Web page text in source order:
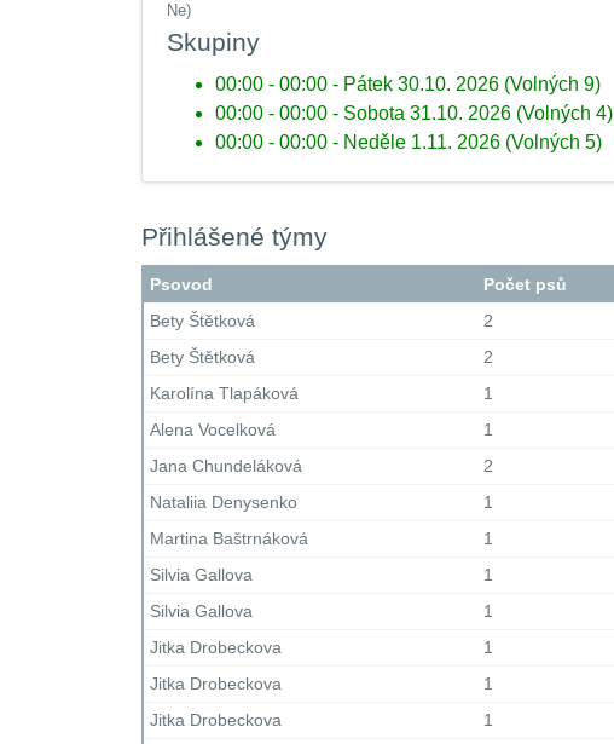
Ne)
Skupiny
00:00 - 00:00 - Pátek 30.10. 2026 (Volných 9)
00:00 - 00:00 - Sobota 31.10. 2026 (Volných 4)
00:00 - 00:00 - Neděle 1.11. 2026 (Volných 5)
Přihlášené týmy
Psovod Počet psů
Bety Štětková
2
Bety Štětková
2
Karolína Tlapáková
1
Alena Vocelková
1
Jana Chundeláková
2
Nataliia Denysenko
1
Martina Baštrnáková
1
Silvia Gallova
1
Silvia Gallova
1
Jitka Drobeckova
1
Jitka Drobeckova
1
Jitka Drobeckova
1